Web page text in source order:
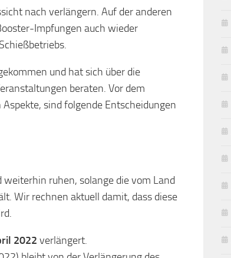
nach verlängern. Auf der anderen
Impfungen auch wieder
und hat sich über die
beraten. Vor dem
sind folgende Entscheidungen
ruhen, solange die vom Land
Wir rechnen aktuell damit, dass diese
2022 verlängert.